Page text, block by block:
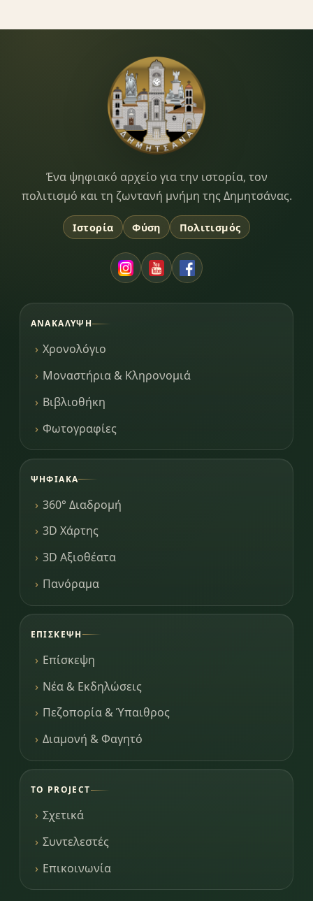
Dimitsana.gr
Ένα ψηφιακό αρχείο για την ιστορία, τον
πολιτισμό και τη ζωντανή μνήμη της Δημητσάνας.
Ιστορία Φύση Πολιτισμός
ΑΝΑΚΆΛΥΨΗ
Χρονολόγιο
Μοναστήρια & Κληρονομιά
Βιβλιοθήκη
Φωτογραφίες
ΨΗΦΙΑΚΆ
360° Διαδρομή
3D Χάρτης
3D Αξιοθέατα
Πανόραμα
ΕΠΊΣΚΕΨΗ
Επίσκεψη
Νέα & Εκδηλώσεις
Πεζοπορία & Ύπαιθρος
Διαμονή & Φαγητό
ΤΟ PROJECT
Σχετικά
Συντελεστές
Επικοινωνία